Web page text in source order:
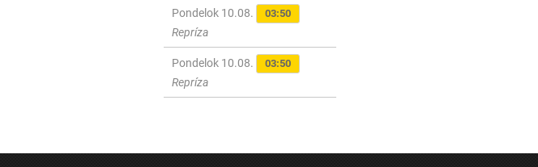
Pondelok 10.08. 03:50
Repríza
Pondelok 10.08. 03:50
Repríza